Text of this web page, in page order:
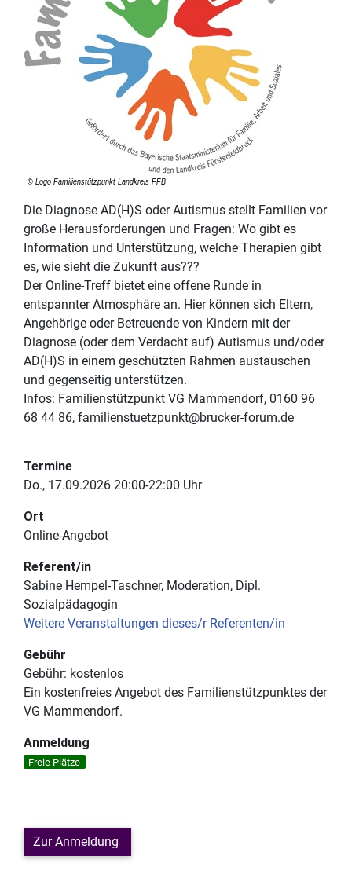
Die Diagnose AD(H)S oder Autismus stellt Familien vor
große Herausforderungen und Fragen: Wo gibt es
Information und Unterstützung, welche Therapien gibt
es, wie sieht die Zukunft aus???
Der Online-Treff bietet eine offene Runde in
entspannter Atmosphäre an. Hier können sich Eltern,
Angehörige oder Betreuende von Kindern mit der
Diagnose (oder dem Verdacht auf) Autismus und/oder
AD(H)S in einem geschützten Rahmen austauschen
und gegenseitig unterstützen.
Infos: Familienstützpunkt VG Mammendorf, 0160 96
68 44 86, familienstuetzpunkt@brucker-forum.de
Termine
Do., 17.09.2026 20:00-22:00 Uhr
Ort
Online-Angebot
Referent/in
Sabine Hempel-Taschner, Moderation, Dipl.
Sozialpädagogin
Weitere Veranstaltungen dieses/r Referenten/in
Gebühr
Gebühr: kostenlos
Ein kostenfreies Angebot des Familienstützpunktes der
VG Mammendorf.
Anmeldung
Freie Plätze
Zur Anmeldung